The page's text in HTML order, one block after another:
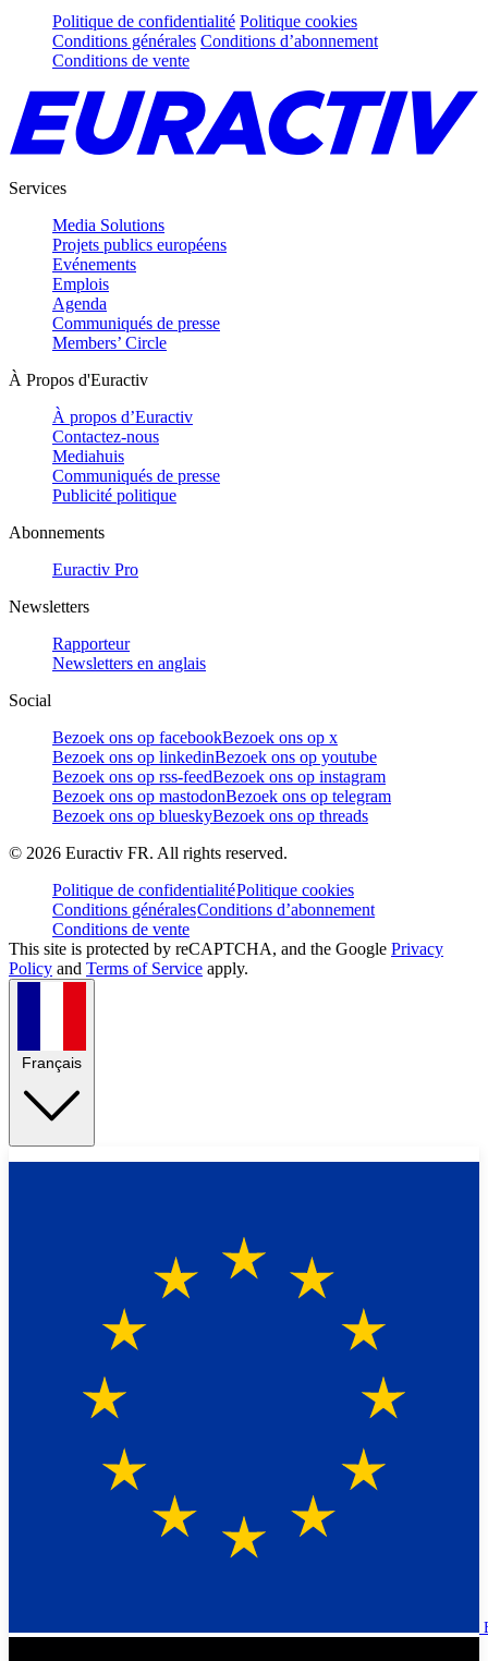
Politique de confidentialité Politique cookies
Conditions générales Conditions d’abonnement
Conditions de vente
Services
Media Solutions
Projets publics européens
Evénements
Emplois
Agenda
Communiqués de presse
Members’ Circle
À Propos d'Euractiv
À propos d’Euractiv
Contactez-nous
Mediahuis
Communiqués de presse
Publicité politique
Abonnements
Euractiv Pro
Newsletters
Rapporteur
Newsletters en anglais
Social
Bezoek ons op facebookBezoek ons op x
Bezoek ons op linkedinBezoek ons op youtube
Bezoek ons op rss-feedBezoek ons op instagram
Bezoek ons op mastodonBezoek ons op telegram
Bezoek ons op blueskyBezoek ons op threads
© 2026 Euractiv FR. All rights reserved.
Politique de confidentialitéPolitique cookies
Conditions généralesConditions d’abonnement
Conditions de vente
This site is protected by reCAPTCHA, and the Google Privacy
Policy and Terms of Service apply.
Français